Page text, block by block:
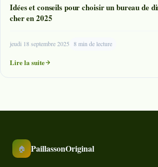
Idées et conseils pour choisir un bureau de
cher en 2025
jeudi 18 septembre 2025 8 min de lecture
Lire la suite
🏠 PaillassonOriginal